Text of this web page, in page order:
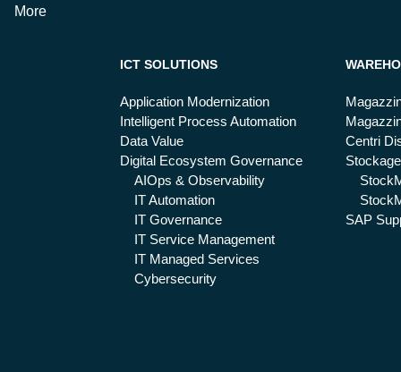
More
ICT SOLUTIONS
Application Modernization
Intelligent Process Automation
Data Value
Digital Ecosystem Governance
AIOps & Observability
IT Automation
IT Governance
IT Service Management
IT Managed Services
Cybersecurity
Centri
SAP